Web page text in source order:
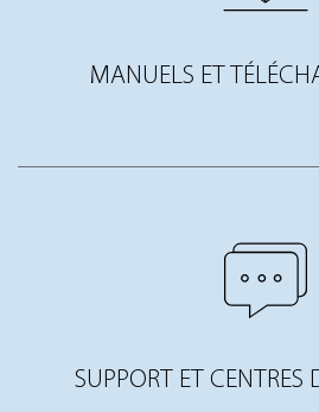
MANUELS ET
SUPPORT ET CENTRES